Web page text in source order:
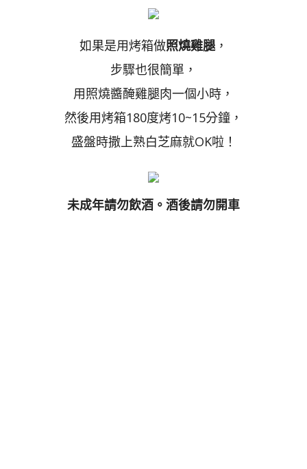
如果是用烤箱做照燒雞腿 ，
步驟也很簡單，
用照燒醬醃雞腿肉一個小時，
然後用烤箱180度烤10~15分鐘，
盛盤時撒上熟白芝麻就OK啦！
未成年請勿飲酒。酒後請勿開車